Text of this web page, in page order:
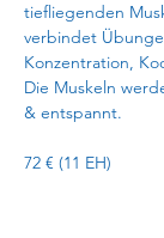
tiefliegenden
verbindet
Konzentration,
Die Muskeln
& entspannt.
72 € (11 EH)